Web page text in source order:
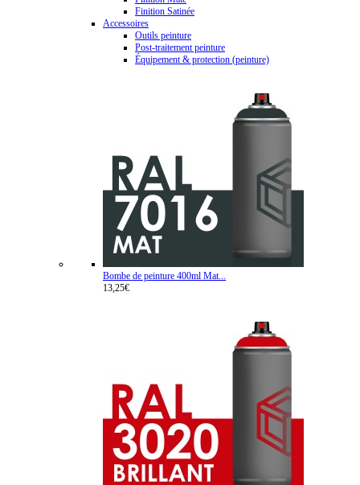
Finition Satinée
Accessoires
Outils peinture
Post-traitement peinture
Équipement & protection (peinture)
Bombe de peinture 400ml Mat...
13,25€